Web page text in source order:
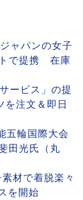
ャパンの女子
で提携 在庫
ービス」の提
注文＆即日
輪国際大会
田光氏（丸
材で着脱楽々
を開始